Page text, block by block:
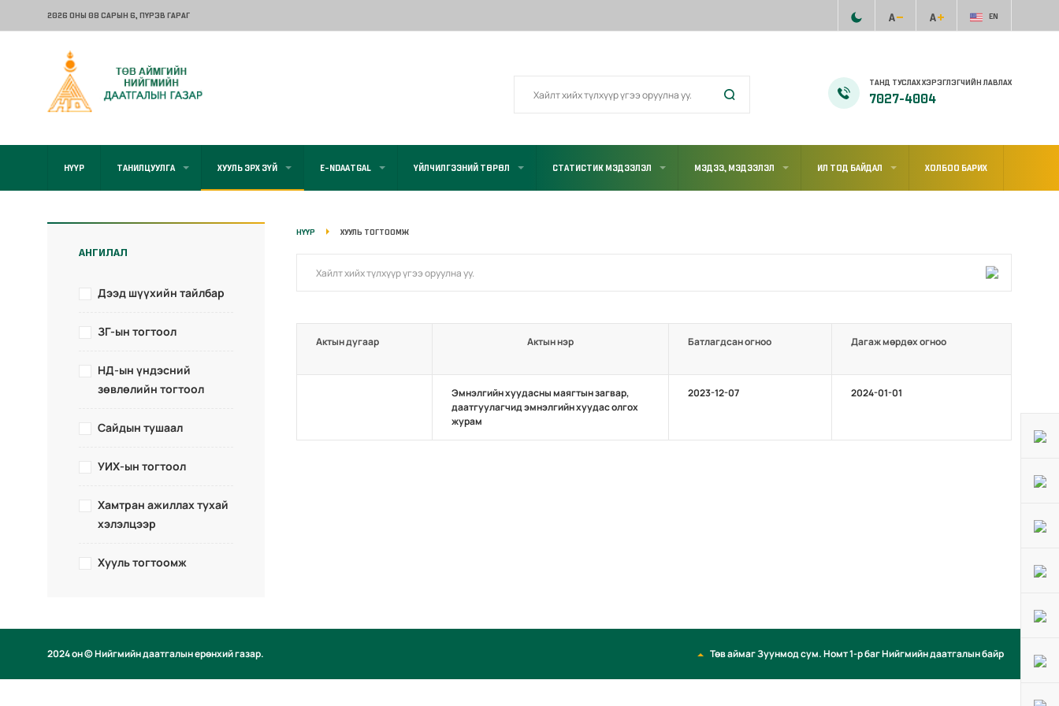
2026 ОНЫ 08 САРЫН 6, ПҮРЭВ ГАРАГ EN
ТАНД ТУСЛАХ ХЭРЭГЛЭГЧИЙН ЛАВЛАХ
7027-4004
НҮҮР ТАНИЛЦУУЛГА ХУУЛЬ ЭРХ ЗҮЙ E-NDAATGAL ҮЙЛЧИЛГЭЭНИЙ ТӨРӨЛ СТАТИСТИК МЭДЭЭЛЭЛ МЭДЭЭ, МЭДЭЭЛЭЛ ИЛ ТОД БАЙДАЛ ХОЛБОО БАРИХ
АНГИЛАЛ
Дээд шүүхийн тайлбар
ЗГ-ын тогтоол
НД-ын үндэсний
зөвлөлийн тогтоол
Сайдын тушаал
УИХ-ын тогтоол
Хамтран ажиллах тухай
хэлэлцээр
Хууль тогтоомж
НҮҮР ХУУЛЬ ТОГТООМЖ
Актын дугаар Актын нэр Батлагдсан огноо Дагаж мөрдөх огноо
Эмнэлгийн хуудасны маягтын загвар,
даатгуулагчид эмнэлгийн хуудас олгох
журам
2023-12-07 2024-01-01
2024 он © Нийгмийн даатгалын ерөнхий газар. Төв аймаг Зуунмод сум. Номт 1-р баг Нийгмийн даатгалын байр